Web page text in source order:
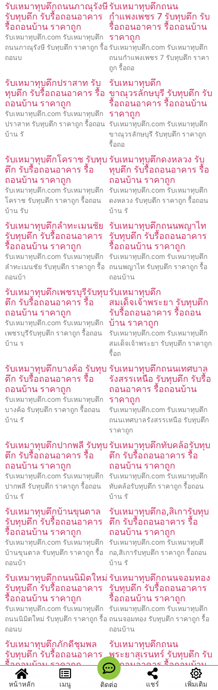
รับเหมาทุบตึกถนนภาณุรังษี
รับทุบตึก รับรื้อถอนอาคาร
รื้อถอนบ้าน ราคาถูก
รับเหมาทุบตึก.com รับเหมาทุบตึก
ถนนภาณุรังษี รับทุบตึก ราคาถูก รื้อ
ถอนบ
รับเหมาทุบตึกถนน
กำแพงเพชร 7 รับทุบตึก รับ
รื้อถอนอาคาร รื้อถอนบ้าน
ราคาถูก
รับเหมาทุบตึก.com รับเหมาทุบตึก
ถนนกำแพงเพชร 7 รับทุบตึก ราคา
ถูก รื้อถอ
รับเหมาทุบตึกปราสาท รับ
ทุบตึก รับรื้อถอนอาคาร รื้อ
ถอนบ้าน ราคาถูก
รับเหมาทุบตึก.com รับเหมาทุบตึก
ปราสาท รับทุบตึก ราคาถูก รื้อถอน
บ้าน รั
รับเหมาทุบตึก
ขาณุวรลักษบุรี รับทุบตึก รับ
รื้อถอนอาคาร รื้อถอนบ้าน
ราคาถูก
รับเหมาทุบตึก.com รับเหมาทุบตึก
ขาณุวรลักษบุรี รับทุบตึก ราคาถูก
รื้อถอ
รับเหมาทุบตึกโคราช รับทุบ
ตึก รับรื้อถอนอาคาร รื้อ
ถอนบ้าน ราคาถูก
รับเหมาทุบตึก.com รับเหมาทุบตึก
โคราช รับทุบตึก ราคาถูก รื้อถอน
บ้าน รับ
รับเหมาทุบตึกดงหลวง รับ
ทุบตึก รับรื้อถอนอาคาร รื้อ
ถอนบ้าน ราคาถูก
รับเหมาทุบตึก.com รับเหมาทุบตึก
ดงหลวง รับทุบตึก ราคาถูก รื้อถอน
บ้าน รั
รับเหมาทุบตึกลำทะเมนชัย
รับทุบตึก รับรื้อถอนอาคาร
รื้อถอนบ้าน ราคาถูก
รับเหมาทุบตึก.com รับเหมาทุบตึก
ลำทะเมนชัย รับทุบตึก ราคาถูก รื้อ
ถอนบ้า
รับเหมาทุบตึกถนนพญาไท
รับทุบตึก รับรื้อถอนอาคาร
รื้อถอนบ้าน ราคาถูก
รับเหมาทุบตึก.com รับเหมาทุบตึก
ถนนพญาไท รับทุบตึก ราคาถูก รื้อ
ถอนบ้าน
รับเหมาทุบตึกเพชรบุรีรับทุบ
ตึก รับรื้อถอนอาคาร รื้อ
ถอนบ้าน ราคาถูก
รับเหมาทุบตึก.com รับเหมาทุบตึก
เพชรบุรีรับทุบตึก ราคาถูก รื้อถอน
บ้าน ร
รับเหมาทุบตึก
สมเด็จเจ้าพระยา รับทุบตึก
รับรื้อถอนอาคาร รื้อถอน
บ้าน ราคาถูก
รับเหมาทุบตึก.com รับเหมาทุบตึก
สมเด็จเจ้าพระยา รับทุบตึก ราคาถูก
รื้อถ
รับเหมาทุบตึกบางค้อ รับทุบ
ตึก รับรื้อถอนอาคาร รื้อ
ถอนบ้าน ราคาถูก
รับเหมาทุบตึก.com รับเหมาทุบตึก
บางค้อ รับทุบตึก ราคาถูก รื้อถอน
บ้าน รั
รับเหมาทุบตึกถนนเทศบาล
รังสรรเหนือ รับทุบตึก รับรื้อ
ถอนอาคาร รื้อถอนบ้าน
ราคาถูก
รับเหมาทุบตึก.com รับเหมาทุบตึก
ถนนเทศบาลรังสรรเหนือ รับทุบตึก
ราคาถูก
รับเหมาทุบตึกปากพลี รับทุบ
ตึก รับรื้อถอนอาคาร รื้อ
ถอนบ้าน ราคาถูก
รับเหมาทุบตึก.com รับเหมาทุบตึก
ปากพลี รับทุบตึก ราคาถูก รื้อถอน
บ้าน รั
รับเหมาทุบตึกทับคล้อรับทุบ
ตึก รับรื้อถอนอาคาร รื้อ
ถอนบ้าน ราคาถูก
รับเหมาทุบตึก.com รับเหมาทุบตึก
ทับคล้อรับทุบตึก ราคาถูก รื้อถอน
บ้าน รั
รับเหมาทุบตึกบ้านขุนตาล
รับทุบตึก รับรื้อถอนอาคาร
รื้อถอนบ้าน ราคาถูก
รับเหมาทุบตึก.com รับเหมาทุบตึก
บ้านขุนตาล รับทุบตึก ราคาถูก รื้อ
ถอนบ้า
รับเหมาทุบตึกอ,สิเการับทุบ
ตึก รับรื้อถอนอาคาร รื้อ
ถอนบ้าน ราคาถูก
รับเหมาทุบตึก.com รับเหมาทุบตึ
กอ,สิเการับทุบตึก ราคาถูก รื้อถอน
บ้าน รั
รับเหมาทุบตึกถนนนิมิตใหม่
รับทุบตึก รับรื้อถอนอาคาร
รื้อถอนบ้าน ราคาถูก
รับเหมาทุบตึก.com รับเหมาทุบตึก
ถนนนิมิตใหม่ รับทุบตึก ราคาถูก รื้อ
ถอนบ
รับเหมาทุบตึกถนนจอมทอง
รับทุบตึก รับรื้อถอนอาคาร
รื้อถอนบ้าน ราคาถูก
รับเหมาทุบตึก.com รับเหมาทุบตึก
ถนนจอมทอง รับทุบตึก ราคาถูก รื้อ
ถอนบ้าน
รับเหมาทุบตึกภักดีชุมพล
รับทุบตึก รับรื้อถอนอาคาร
รื้อถอนบ้าน ราคาถูก
รับเหมาทุบตึก.com รับเหมาทุบตึก
ภักดีชุมพล รับทุบตึก ราคาถูก รื้อ
รับเหมาทุบตึกถนน
พระยาสุเรนทร์ รับทุบตึก รับ
รื้อถอนอาคาร รื้อถอนบ้าน
ราคาถูก
รับเหมาทุบตึก.com รับเหมาทุบตึก
หน้าหลัก เมนู ติดต่อ แชร์ เพิ่มเติม